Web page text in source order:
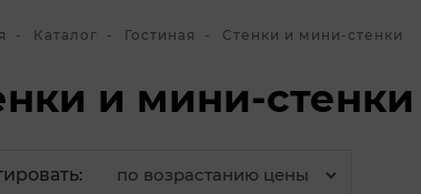
Каталог Гостиная Стенки и мини-стенки
и мини-стенки